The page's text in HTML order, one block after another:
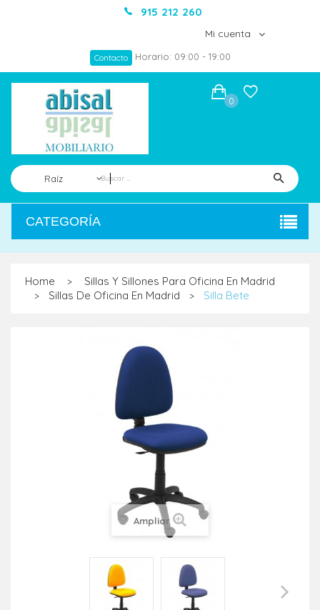
915 212 260
Mi cuenta
Contacto Horario: 09:00 - 19:00
Raíz
0
CATEGORÍA
Home > Sillas Y Sillones Para Oficina En Madrid
> Sillas De Oficina En Madrid > Silla Bete
Ampliar